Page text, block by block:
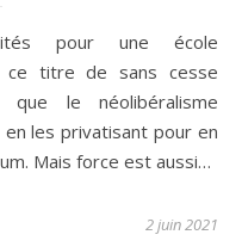
pour une école
ce titre de sans cesse
le néolibéralisme
les privatisant pour en
Mais force est aussi…
2 juin 2021